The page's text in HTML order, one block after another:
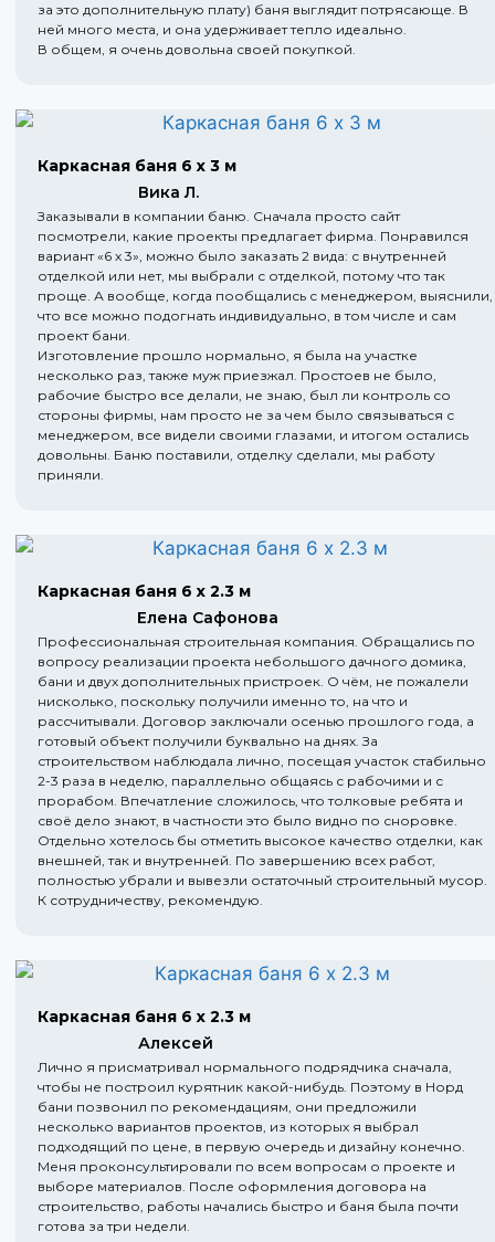
за это дополнительную плату) баня выглядит потрясающе. В
ней много места, и она удерживает тепло идеально.
В общем, я очень довольна своей покупкой.
Каркасная баня 6 х 3 м
Вика Л.
Заказывали в компании баню. Сначала просто сайт
посмотрели, какие проекты предлагает фирма. Понравился
вариант «6 х 3», можно было заказать 2 вида: с внутренней
отделкой или нет, мы выбрали с отделкой, потому что так
проще. А вообще, когда пообщались с менеджером, выяснили,
что все можно подогнать индивидуально, в том числе и сам
проект бани.
Изготовление прошло нормально, я была на участке
несколько раз, также муж приезжал. Простоев не было,
рабочие быстро все делали, не знаю, был ли контроль со
стороны фирмы, нам просто не за чем было связываться с
менеджером, все видели своими глазами, и итогом остались
довольны. Баню поставили, отделку сделали, мы работу
приняли.
Каркасная баня 6 х 2.3 м
Елена Сафонова
Профессиональная строительная компания. Обращались по
вопросу реализации проекта небольшого дачного домика,
бани и двух дополнительных пристроек. О чём, не пожалели
нисколько, поскольку получили именно то, на что и
рассчитывали. Договор заключали осенью прошлого года, а
готовый объект получили буквально на днях. За
строительством наблюдала лично, посещая участок стабильно
2-3 раза в неделю, параллельно общаясь с рабочими и с
прорабом. Впечатление сложилось, что толковые ребята и
своё дело знают, в частности это было видно по сноровке.
Отдельно хотелось бы отметить высокое качество отделки, как
внешней, так и внутренней. По завершению всех работ,
полностью убрали и вывезли остаточный строительный мусор.
К сотрудничеству, рекомендую.
Каркасная баня 6 х 2.3 м
Алексей
Лично я присматривал нормального подрядчика сначала,
чтобы не построил курятник какой-нибудь. Поэтому в Норд
бани позвонил по рекомендациям, они предложили
несколько вариантов проектов, из которых я выбрал
подходящий по цене, в первую очередь и дизайну конечно.
Меня проконсультировали по всем вопросам о проекте и
выборе материалов. После оформления договора на
строительство, работы начались быстро и баня была почти
готова за три недели.